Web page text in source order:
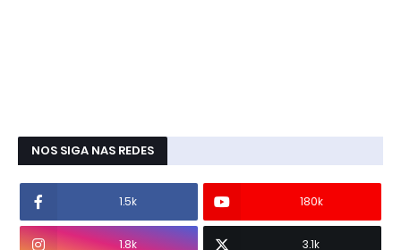
NOS SIGA NAS REDES
1.5k 180k
1.8k 3.1k